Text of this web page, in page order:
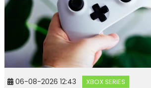
06-08-2026 12:43 XBOX SERIES